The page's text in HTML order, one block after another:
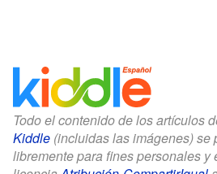
Todo el contenido de los artículos
Kiddle (incluidas las imágenes) se
libremente para fines personales y